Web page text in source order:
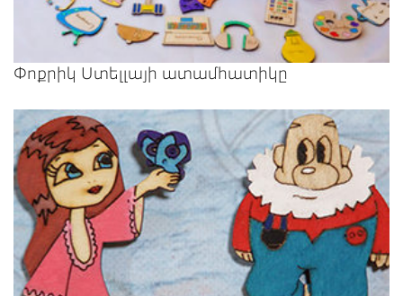
Փոքրիկ Ստելլայի ատամհատիկը